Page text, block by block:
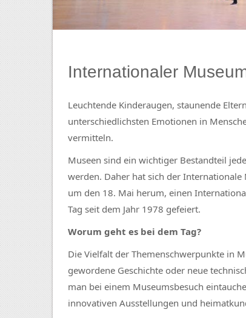
Internationaler
Leuchtende Kinderaugen, staunende
unterschiedlichsten Emotionen in
vermitteln.
Museen sind ein wichtiger Bestandteil
werden. Daher hat sich der Internationale
um den 18. Mai herum, einen
Tag seit dem Jahr 1978 gefeiert.
Worum geht es bei dem Tag?
Die Vielfalt der Themenschwerpunkte in
gewordene Geschichte oder neue
man bei einem Museumsbesuch
innovativen Ausstellungen und